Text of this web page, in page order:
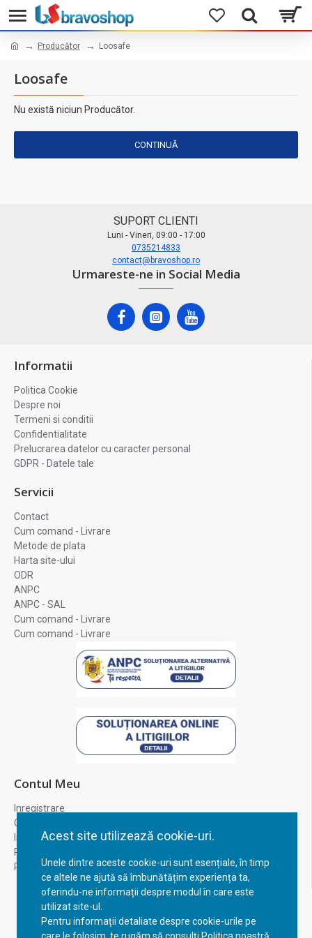
Acest site utilizează cookie-uri.
Unele dintre aceste cookie-uri sunt esențiale, în timp
ce altele ne ajută să îmbunătățim experiența ta,
oferindu-ne informații despre modul în care este
utilizat site-ul.
Pentru informații detaliate despre cookie-urile pe
Producător Loosafe
Loosafe
Nu există niciun Producător.
CONTINUĂ
SUPORT CLIENTI
Luni - Vineri, 09:00 - 17:00
0735214833
contact@bravoshop.ro
Urmareste-ne in Social Media
Informatii
Politica Cookie
Despre noi
Termeni si conditii
Confidentialitate
Prelucrarea datelor cu caracter personal
GDPR - Datele tale
Servicii
Contact
Cum comand - Livrare
Metode de plata
Harta site-ului
ODR
ANPC
ANPC - SAL
Cum comand - Livrare
Cum comand - Livrare
Contul Meu
Inregistrare
Contul meu
Istoric comenzi
Recuperare parola
Returnare produs